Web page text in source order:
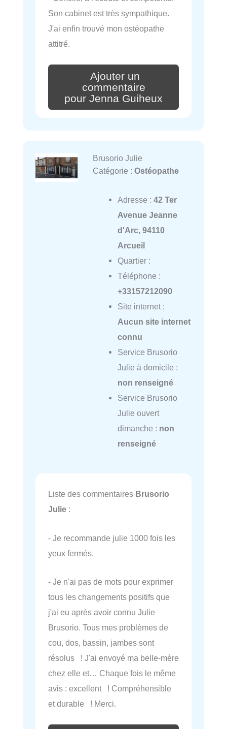
Son cabinet est très sympathique.
J'ai enfin trouvé mon ostéopathe
attitré.
Ajouter un
commentaire
pour Jenna Guiheux
Brusorio Julie
Catégorie : Ostéopathe
Adresse : 42 Ter
Avenue Jeanne
d'Arc, 94110
Arcueil
Quartier :
Téléphone :
+33157212090
Site internet :
Aucun site internet
connu
Service Brusorio
Julie à domicile :
non renseigné
Service Brusorio
Julie ouvert
dimanche : non
renseigné
Liste des commentaires Brusorio
Julie :
- Je recommande julie 1000 fois les
yeux fermés.
- Je n'ai pas de mots pour exprimer
tous les changements positifs que
j'ai eu après avoir connu Julie
Brusorio. Tous mes problèmes de
cou, dos, bassin, jambes sont
résolus ! J'ai envoyé ma belle-mère
chez elle et… Chaque fois le même
avis : excellent ! Compréhensible
et durable ! Merci.